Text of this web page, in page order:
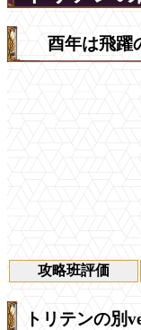
酉年は飛躍
攻略班評価
トリテンの別